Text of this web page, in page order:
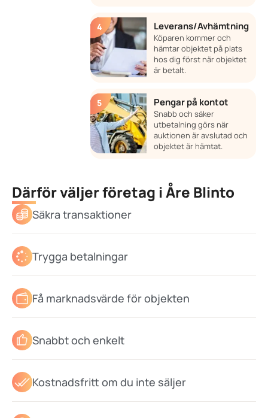
Leverans/Avhämtning
Köparen kommer och
hämtar objektet på plats
hos dig först när objektet
är betalt.
Pengar på kontot
Snabb och säker
utbetalning görs när
auktionen är avslutad och
objektet är hämtat.
Därför väljer företag i Åre Blinto
Säkra transaktioner
Trygga betalningar
Få marknadsvärde för objekten
Snabbt och enkelt
Kostnadsfritt om du inte säljer